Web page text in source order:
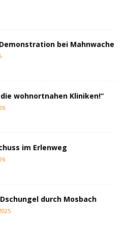
bei Mahnwache
wohnortnahen Kliniken!“
im Erlenweg
durch Mosbach